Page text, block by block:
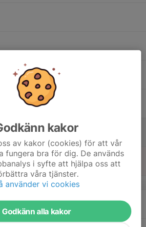
v.34
kakor
av kakor (cookies) för att vår
fungera bra för dig. De används
i syfte att hjälpa oss att
våra tjänster.
använder vi cookies
Godkänn alla kakor